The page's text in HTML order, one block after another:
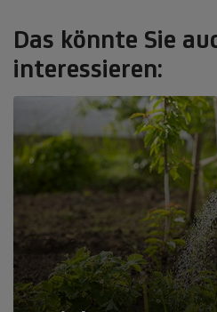
Das könnte Sie
interessieren: